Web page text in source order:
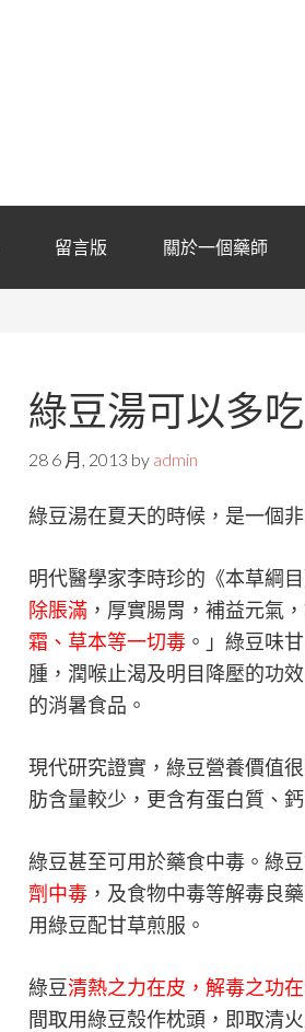
留言版 關於一個藥師
綠豆湯可以多吃
28 6 月, 2013 by admin
綠豆湯在夏天的時候，是一個
明代醫學家李時珍的《本草綱
除脹滿 ，厚實腸胃，補益元氣
霜、草本等一切毒 。」綠豆味甘
腫，潤喉止渴及明目降壓的功
的消暑食品。
現代研究證實，綠豆營養價值很
肪含量較少，更含有蛋白質、
綠豆甚至可用於藥食中毒。綠
劑中毒 ，及食物中毒等解毒良
用綠豆配甘草煎服。
綠豆清熱之力在皮，解毒之功
間取用綠豆殼作枕頭，即取清